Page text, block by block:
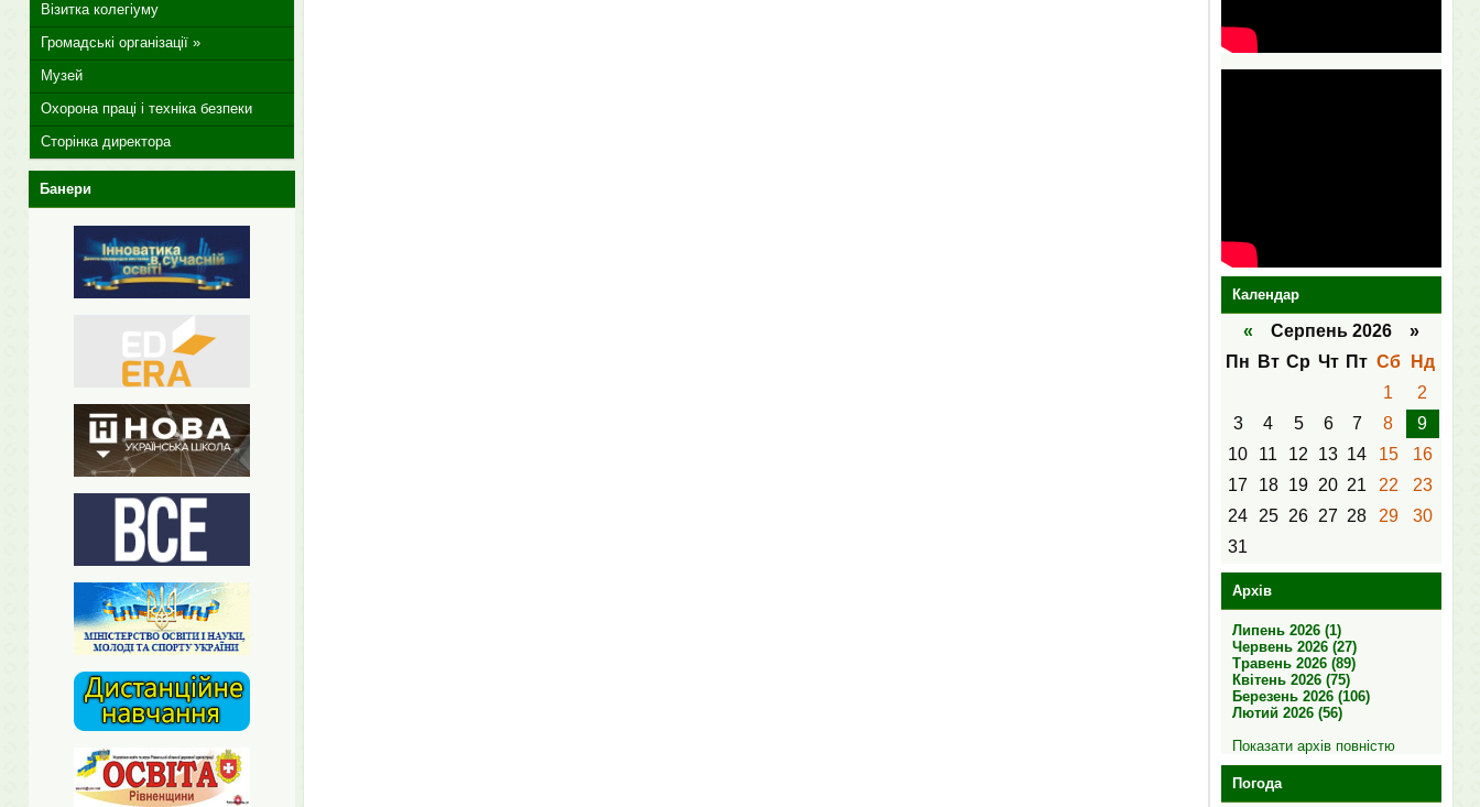
Календар
« Серпень 2026 »
Пн
Вт Ср Чт Пт Сб
Нд
1
2
3
4 5 6 7 8
9
10
11 12 13 14 15
16
17
18 19 20 21 22
23
24
25 26 27 28 29
30
31
Архів
Липень 2026 (1)
Червень 2026 (27)
Травень 2026 (89)
Квітень 2026 (75)
Березень 2026 (106)
Лютий 2026 (56)
Показати архів повністю
Погода
Візитка колегіуму
Громадські організації »
Музей
Охорона праці і техніка безпеки
Сторінка директора
Банери